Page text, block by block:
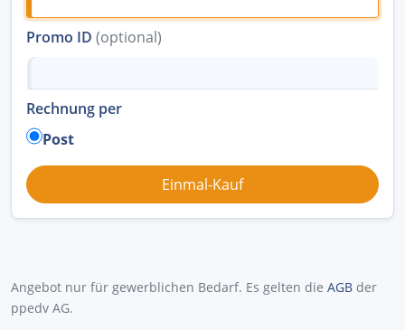
Promo ID (optional)
Rechnung per
Post
Angebot nur für gewerblichen Bedarf. Es gelten die AGB der
ppedv AG.